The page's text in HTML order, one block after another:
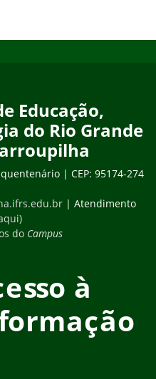
Educação,
do Rio Grande
| CEP: 95174-274
| Atendimento
do Campus